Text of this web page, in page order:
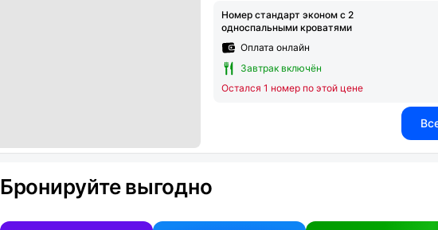
Номер стандарт эконом с 2
односпальными кроватями
Оплата онлайн
Завтрак включён
Остался 1 номер по этой цене
Бронируйте выгодно